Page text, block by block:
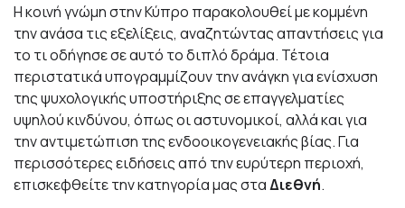
Η κοινή γνώμη στην Κύπρο παρακολουθεί με κομμένη
την ανάσα τις εξελίξεις, αναζητώντας απαντήσεις για
το τι οδήγησε σε αυτό το διπλό δράμα. Τέτοια
περιστατικά υπογραμμίζουν την ανάγκη για ενίσχυση
της ψυχολογικής υποστήριξης σε επαγγελματίες
υψηλού κινδύνου, όπως οι αστυνομικοί, αλλά και για
την αντιμετώπιση της ενδοοικογενειακής βίας. Για
περισσότερες ειδήσεις από την ευρύτερη περιοχή,
επισκεφθείτε την κατηγορία μας σταΔιεθνή.